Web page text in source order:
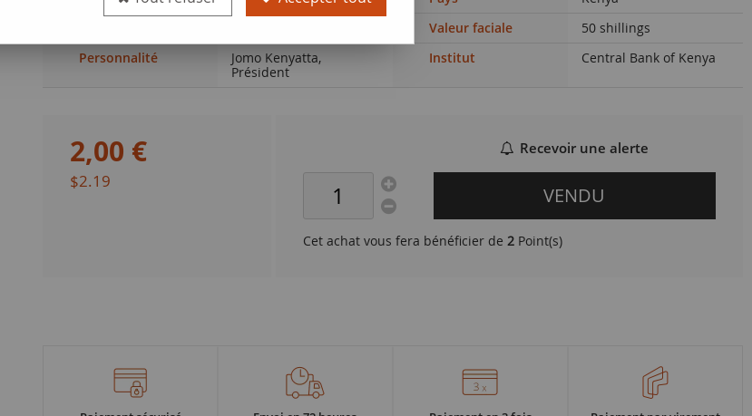
Valeur faciale
50 shillings
Personnalité
Jomo Kenyatta,
Président
Institut Central Bank of Kenya
2,00 €
$2.19
Recevoir une alerte
VENDU
Cet achat vous fera bénéficier de2 Point(s)